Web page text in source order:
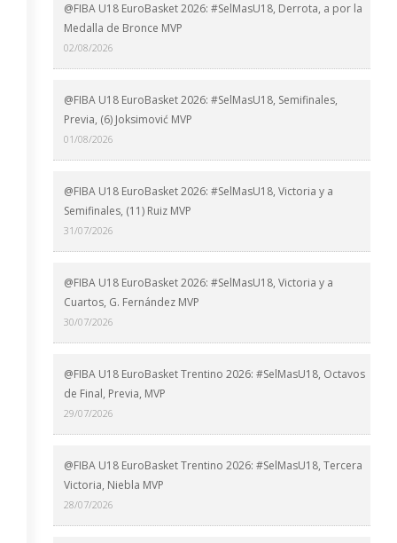
@FIBA U18 EuroBasket 2026: #SelMasU18, Derrota, a por la
Medalla de Bronce MVP
02/08/2026
@FIBA U18 EuroBasket 2026: #SelMasU18, Semifinales,
Previa, (6) Joksimović MVP
01/08/2026
@FIBA U18 EuroBasket 2026: #SelMasU18, Victoria y a
Semifinales, (11) Ruiz MVP
31/07/2026
@FIBA U18 EuroBasket 2026: #SelMasU18, Victoria y a
Cuartos, G. Fernández MVP
30/07/2026
@FIBA U18 EuroBasket Trentino 2026: #SelMasU18, Octavos
de Final, Previa, MVP
29/07/2026
@FIBA U18 EuroBasket Trentino 2026: #SelMasU18, Tercera
Victoria, Niebla MVP
28/07/2026